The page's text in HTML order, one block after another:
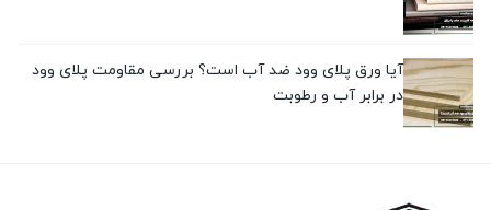
آیا ورق پلای وود ضد آب است؟ بررسی مقاومت پلای وود
در برابر آب و رطوبت